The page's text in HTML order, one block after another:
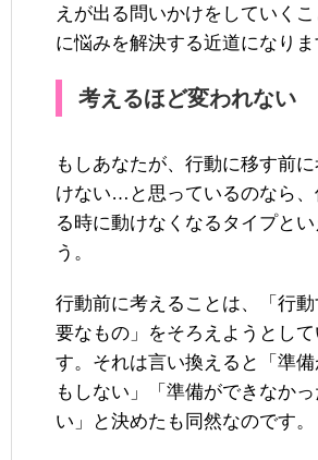
えが出る問いかけをしていく
に悩みを解決する近道になりま
考えるほど変われない
もしあなたが、行動に移す前
けない…と思っているのなら、
る時に動けなくなるタイプとい
う。
行動前に考えることは、「行
要なもの」をそろえようとし
す。それは言い換えると「準
もしない」「準備ができなか
い」と決めたも同然なのです。